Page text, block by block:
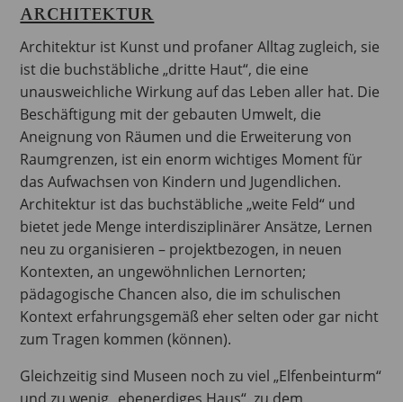
ARCHITEKTUR
Architektur ist Kunst und profaner Alltag zugleich, sie
ist die buchstäbliche „dritte Haut“, die eine
unausweichliche Wirkung auf das Leben aller hat. Die
Beschäftigung mit der gebauten Umwelt, die
Aneignung von Räumen und die Erweiterung von
Raumgrenzen, ist ein enorm wichtiges Moment für
das Aufwachsen von Kindern und Jugendlichen.
Architektur ist das buchstäbliche „weite Feld“ und
bietet jede Menge interdisziplinärer Ansätze, Lernen
neu zu organisieren – projektbezogen, in neuen
Kontexten, an ungewöhnlichen Lernorten;
pädagogische Chancen also, die im schulischen
Kontext erfahrungsgemäß eher selten oder gar nicht
zum Tragen kommen (können).
Gleichzeitig sind Museen noch zu viel „Elfenbeinturm“